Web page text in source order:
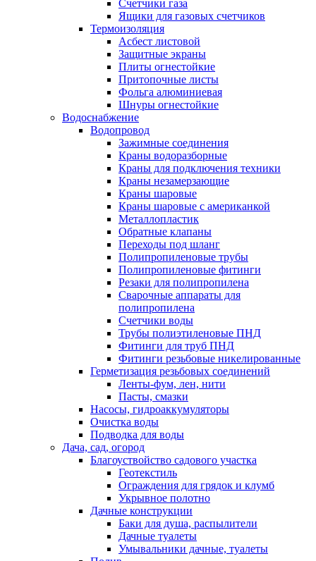
Счетчики газа
Ящики для газовых счетчиков
Термоизоляция
Асбест листовой
Защитные экраны
Плиты огнестойкие
Притопочные листы
Фольга алюминиевая
Шнуры огнестойкие
Водоснабжение
Водопровод
Зажимные соединения
Краны водоразборные
Краны для подключения техники
Краны незамерзающие
Краны шаровые
Краны шаровые с американкой
Металлопластик
Обратные клапаны
Переходы под шланг
Полипропиленовые трубы
Полипропиленовые фитинги
Резаки для полипропилена
Сварочные аппараты для
полипропилена
Счетчики воды
Трубы полиэтиленовые ПНД
Фитинги для труб ПНД
Фитинги резьбовые никелированные
Герметизация резьбовых соединений
Ленты-фум, лен, нити
Пасты, смазки
Насосы, гидроаккумуляторы
Очистка воды
Подводка для воды
Дача, сад, огород
Благоуствойство садового участка
Геотекстиль
Ограждения для грядок и клумб
Укрывное полотно
Дачные конструкции
Баки для душа, распылители
Дачные туалеты
Умывальники дачные, туалеты